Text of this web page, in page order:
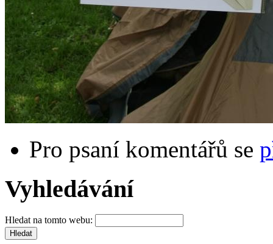
Pro psaní komentářů se
Vyhledávání
Hledat na tomto webu: